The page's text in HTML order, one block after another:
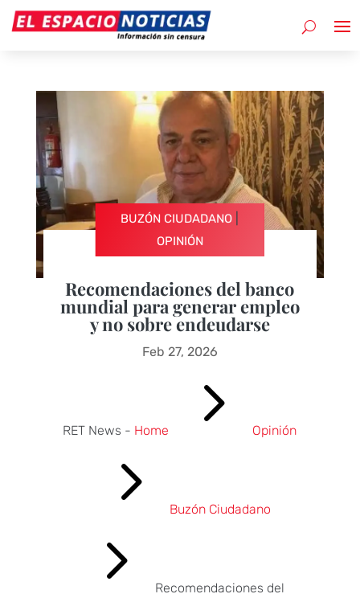
BUZÓN CIUDADANO
OPINIÓN
Recomendaciones del banco
mundial para generar empleo
y no sobre endeudarse
Feb 27, 2026
RET News - Home 5 Opinión
5 Buzón Ciudadano
5
Recomendaciones del